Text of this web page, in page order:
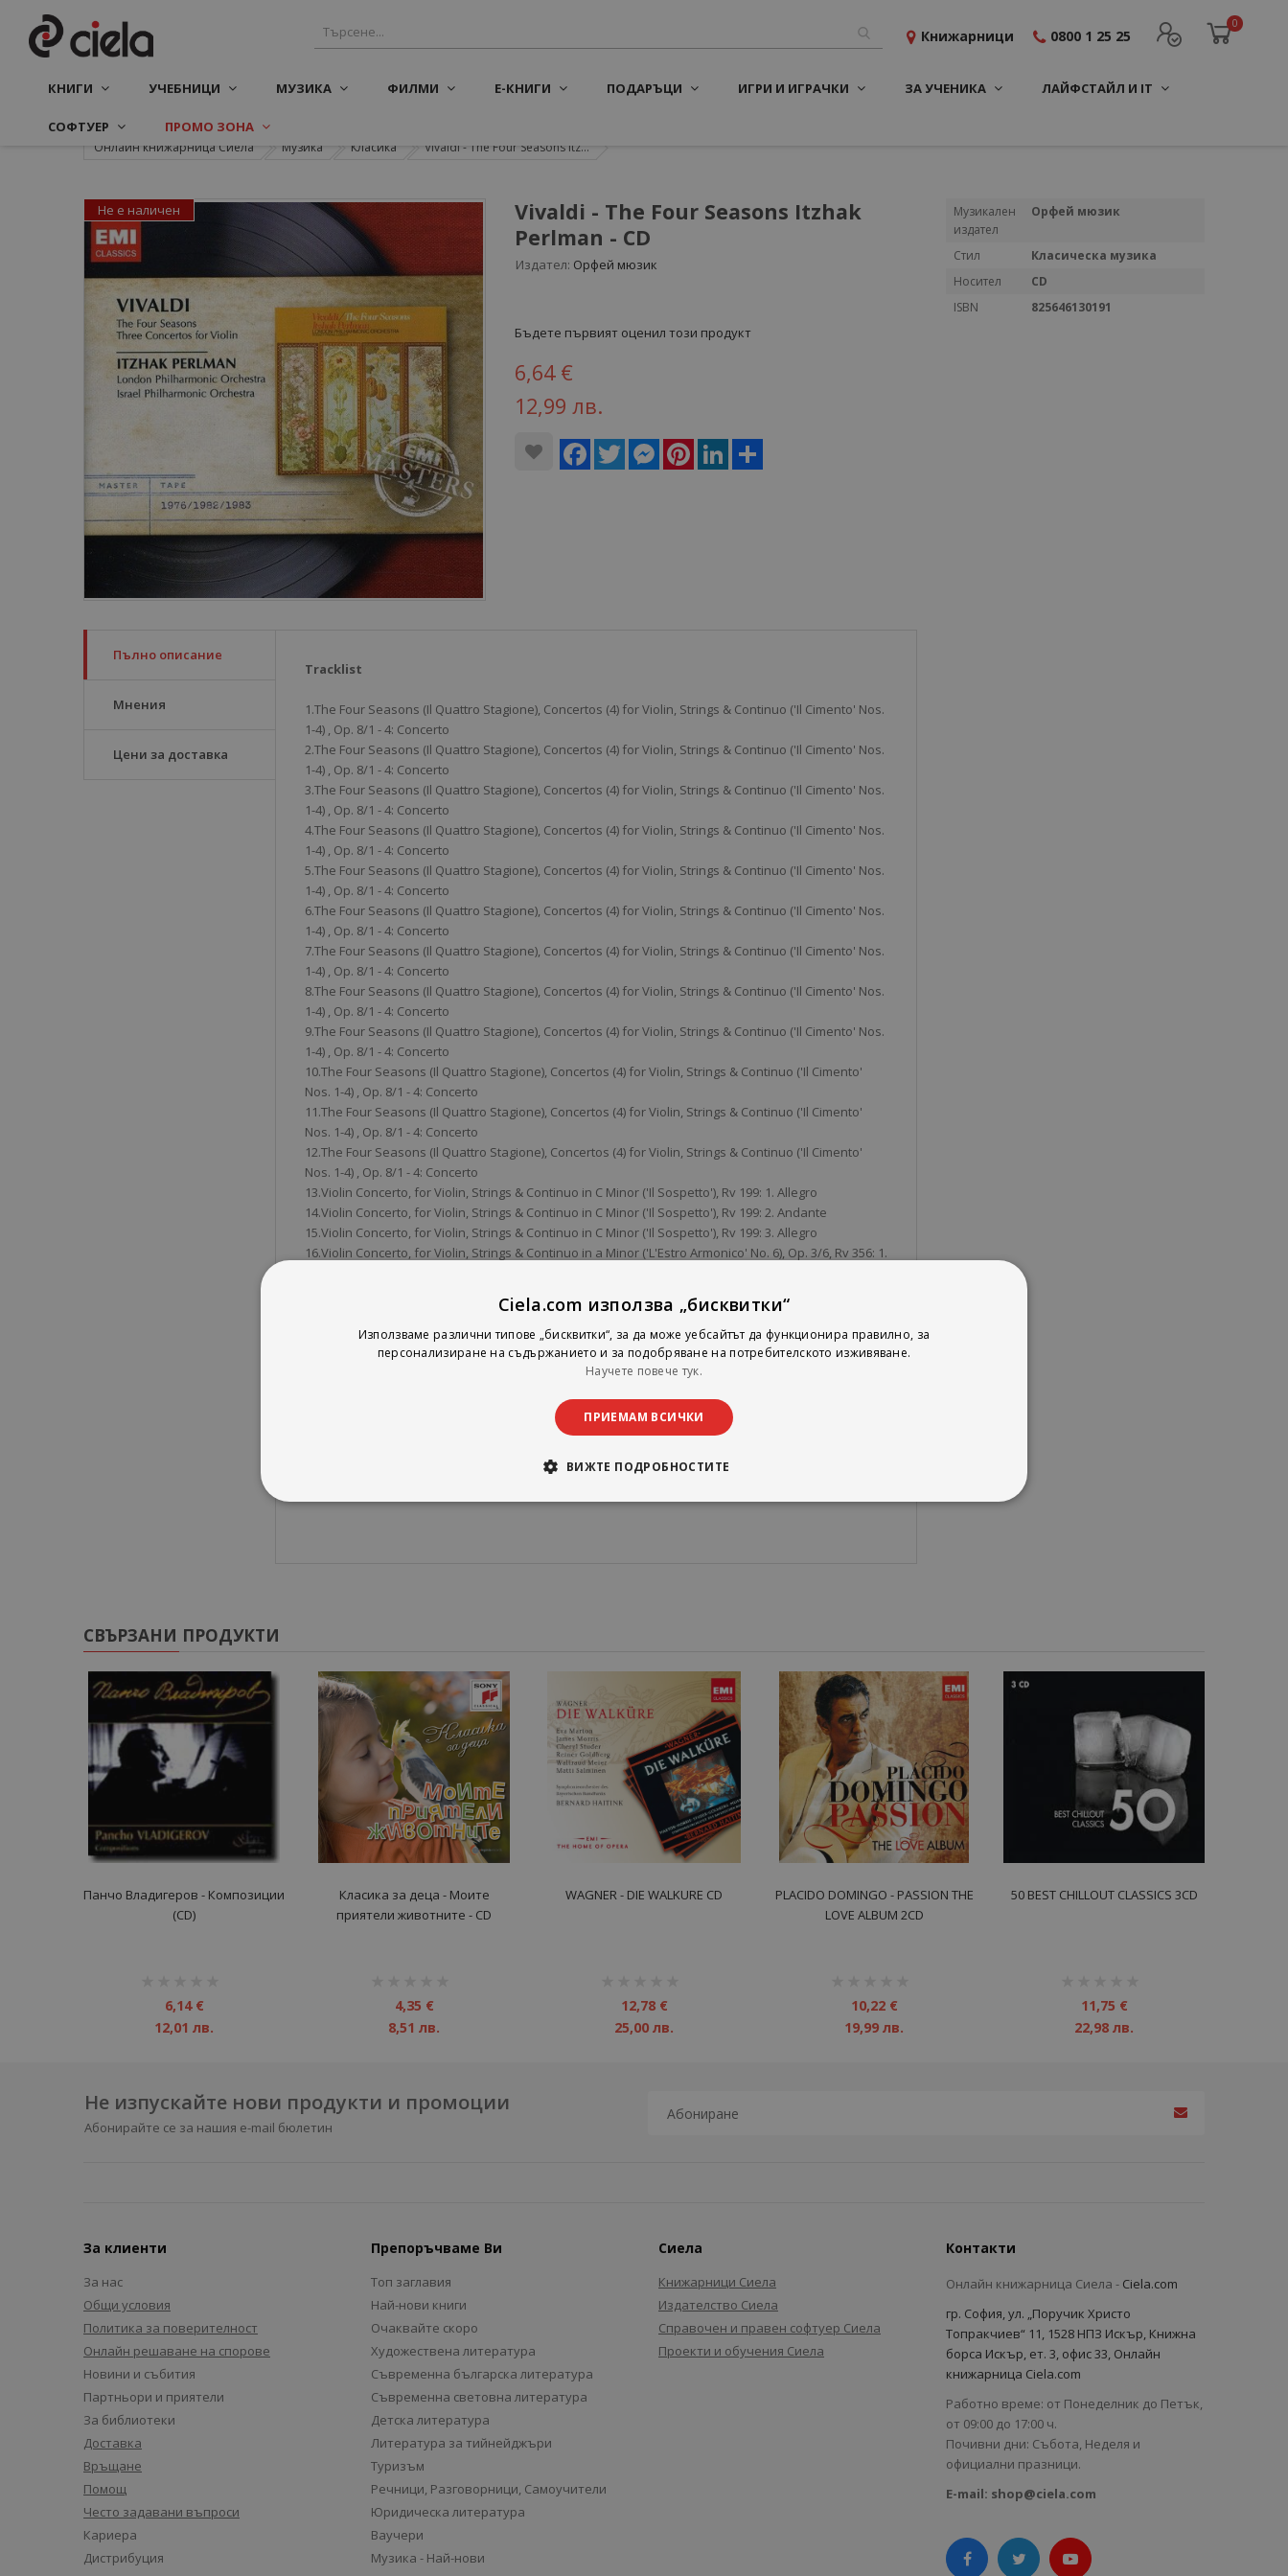
0
Книжарници 0800 1 25 25
КНИГИ УЧЕБНИЦИ МУЗИКА ФИЛМИ Е-КНИГИ ПОДАРЪЦИ ИГРИ И ИГРАЧКИ ЗА УЧЕНИКА ЛАЙФСТАЙЛ И IT
СОФТУЕР ПРОМО ЗОНА
Онлайн книжарница Сиела Музика Класика Vivaldi - The Four Seasons Itz...
Vivaldi - The Four Seasons Itzhak
Perlman - CD
Издател: Орфей мюзик
Бъдете първият оценил този продукт
6,64 €
12,99 лв.
Facebook
Twitter MessengerPinterestLinkedIn
Не е наличен
Пълно описание
Мнения
Цени за доставка
Tracklist
1.The Four Seasons (Il Quattro Stagione), Concertos (4) for Violin, Strings & Continuo ('Il Cimento' Nos.
1-4) , Op. 8/1 - 4: Concerto
2.The Four Seasons (Il Quattro Stagione), Concertos (4) for Violin, Strings & Continuo ('Il Cimento' Nos.
1-4) , Op. 8/1 - 4: Concerto
3.The Four Seasons (Il Quattro Stagione), Concertos (4) for Violin, Strings & Continuo ('Il Cimento' Nos.
1-4) , Op. 8/1 - 4: Concerto
4.The Four Seasons (Il Quattro Stagione), Concertos (4) for Violin, Strings & Continuo ('Il Cimento' Nos.
1-4) , Op. 8/1 - 4: Concerto
5.The Four Seasons (Il Quattro Stagione), Concertos (4) for Violin, Strings & Continuo ('Il Cimento' Nos.
1-4) , Op. 8/1 - 4: Concerto
6.The Four Seasons (Il Quattro Stagione), Concertos (4) for Violin, Strings & Continuo ('Il Cimento' Nos.
1-4) , Op. 8/1 - 4: Concerto
7.The Four Seasons (Il Quattro Stagione), Concertos (4) for Violin, Strings & Continuo ('Il Cimento' Nos.
1-4) , Op. 8/1 - 4: Concerto
8.The Four Seasons (Il Quattro Stagione), Concertos (4) for Violin, Strings & Continuo ('Il Cimento' Nos.
1-4) , Op. 8/1 - 4: Concerto
9.The Four Seasons (Il Quattro Stagione), Concertos (4) for Violin, Strings & Continuo ('Il Cimento' Nos.
1-4) , Op. 8/1 - 4: Concerto
10.The Four Seasons (Il Quattro Stagione), Concertos (4) for Violin, Strings & Continuo ('Il Cimento'
Nos. 1-4) , Op. 8/1 - 4: Concerto
11.The Four Seasons (Il Quattro Stagione), Concertos (4) for Violin, Strings & Continuo ('Il Cimento'
Nos. 1-4) , Op. 8/1 - 4: Concerto
12.The Four Seasons (Il Quattro Stagione), Concertos (4) for Violin, Strings & Continuo ('Il Cimento'
Nos. 1-4) , Op. 8/1 - 4: Concerto
13.Violin Concerto, for Violin, Strings & Continuo in C Minor ('Il Sospetto'), Rv 199: 1. Allegro
14.Violin Concerto, for Violin, Strings & Continuo in C Minor ('Il Sospetto'), Rv 199: 2. Andante
15.Violin Concerto, for Violin, Strings & Continuo in C Minor ('Il Sospetto'), Rv 199: 3. Allegro
16.Violin Concerto, for Violin, Strings & Continuo in a Minor ('L'Estro Armonico' No. 6), Op. 3/6, Rv 356: 1.
18.Violin Concerto, for Violin, Strings & Continuo in a Minor ('L'Estro Armonico' No. 6), Op. 3/6, Rv 356: 3.
19.Violin Concerto, for Violin, Strings & Continuo in a Major ('La Stravaganza' No. 5) Op. 4/5, Rv 347: 1.
20.Violin Concerto, for Violin, Strings & Continuo in a Major ('La Stravaganza' No. 5) Op. 4/5, Rv 347: 2.
Повече
информация
Музикален
издател
Орфей мюзик
Стил
Класическа музика
Носител
CD
ISBN
825646130191
СВЪРЗАНИ ПРОДУКТИ
Панчо Владигеров - Композиции
(CD)
6,14 €
12,01 лв.
Класика за деца - Моите
приятели животните - CD
4,35 €
8,51 лв.
WAGNER - DIE WALKURE CD
12,78 €
25,00 лв.
PLACIDO DOMINGO - PASSION THE
LOVE ALBUM 2CD
10,22 €
19,99 лв.
50 BEST CHILLOUT CLASSICS 3CD
11,75 €
22,98 лв.
Не изпускайте нови продукти и промоции
Абонирайте се за нашия e-mail бюлетин
За клиенти
За нас
Общи условия
Политика за поверителност
Онлайн решаване на спорове
Новини и събития
Партньори и приятели
За библиотеки
Доставка
Връщане
Помощ
Често задавани въпроси
Кариера
Дистрибуция
Препоръчваме Ви
Топ заглавия
Най-нови книги
Очаквайте скоро
Художествена литература
Съвременна българска литература
Съвременна световна литература
Детска литература
Литература за тийнейджъри
Туризъм
Речници, Разговорници, Самоучители
Юридическа литература
Ваучери
Музика - Най-нови
Сиела
Книжарници Сиела
Издателство Сиела
Справочен и правен софтуер Сиела
Проекти и обучения Сиела
Контакти
Онлайн книжарница Сиела - Ciela.com
гр. София, ул. „Поручик Христо
Топракчиев“ 11, 1528 НПЗ Искър, Книжна
борса Искър, ет. 3, офис 33, Онлайн
книжарница Ciela.com
Работно време: от Понеделник до Петък,
от 09:00 до 17:00 ч.
Почивни дни: Събота, Неделя и
официални празници.
E-mail: shop@ciela.com
Ciela.com използва „бисквитки“
Използваме различни типове „бисквитки“, за да може уебсайтът да функционира правилно, за
персонализиране на съдържанието и за подобряване на потребителското изживяване.
Научете повече тук.
ПРИЕМАМ ВСИЧКИ
ВИЖТЕ ПОДРОБНОСТИТЕ